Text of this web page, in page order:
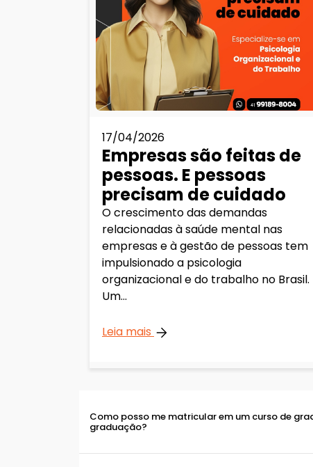
17/04/2026
Empresas são feitas de
pessoas. E pessoas
precisam de cuidado
O crescimento das demandas
relacionadas à saúde mental nas
empresas e à gestão de pessoas tem
impulsionado a psicologia
organizacional e do trabalho no Brasil.
Um...
Leia mais
Como posso me matricular em um curso de
graduação?